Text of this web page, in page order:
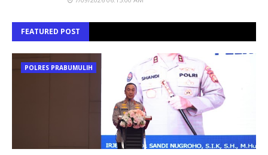
FEATURED POST
POLRES PRABUMULIH